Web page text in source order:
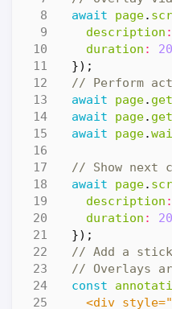
await page.
description :
duration :
});
await
page.
await
page.
await
page.
await
page.
description :
duration :
});
const